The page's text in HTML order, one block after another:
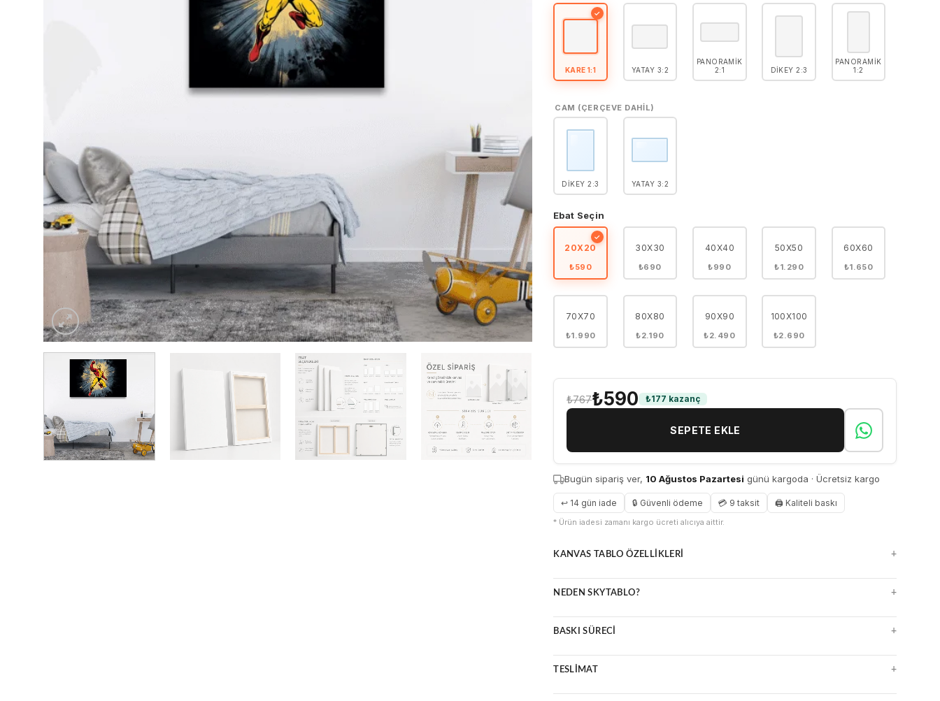
5puan aldı
KARE 1:1
✓
YATAY 3:2
PANORAMIK
2:1
DIKEY 2:3
PANORAMIK
1:2
CAM (ÇERÇEVE DAHIL)
DIKEY 2:3 YATAY 3:2
Ebat Seçin
20X20
₺590
✓
30X30
₺690
40X40
₺990
50X50
₺1.290
60X60
₺1.650
70X70
₺1.990
80X80
₺2.190
90X90
₺2.490
100X100
₺2.690
₺767₺590 ₺177 kazanç
SEPETE EKLE
Bugün sipariş ver, 10 Ağustos Pazartesi günü kargoda · Ücretsiz kargo
↩ 14 gün iade 🔒 Güvenli ödeme 💳 9 taksit 🖨 Kaliteli baskı
* Ürün iadesi zamanı kargo ücreti alıcıya aittir.
KANVAS TABLO ÖZELLIKLERI +
Çerçeveli veya çerçevesiz seçenekler
Uzun ömürlü ve kolay temizlenir
NEDEN SKYTABLO? +
Ücretsiz kargo, güvenli paketleme
14 gün kolay iade
BASKI SÜRECI +
Çizilmeye karşı dirençli yüzey
TESLIMAT +